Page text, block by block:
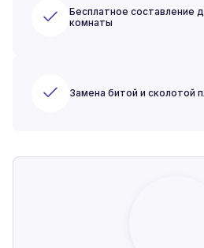
Бесплатное составление
комнаты
Замена битой и сколотой